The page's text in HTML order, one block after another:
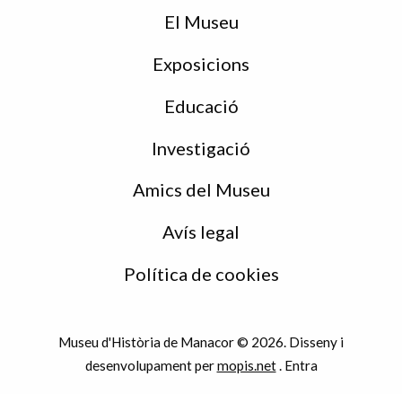
El Museu
Exposicions
Educació
Investigació
Amics del Museu
Avís legal
Política de cookies
Museu d'Història de Manacor © 2026. Disseny i
desenvolupament permopis.net. Entra